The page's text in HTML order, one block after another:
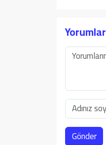
Yorumlar
Gönder